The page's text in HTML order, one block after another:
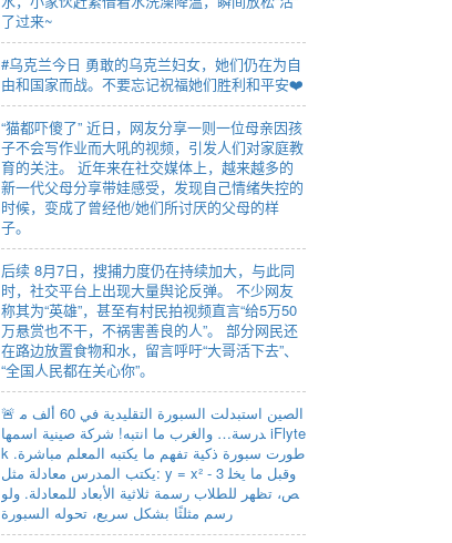
了过来~
#乌克兰今日 勇敢的乌克兰妇女，她们仍在为自
由和国家而战。不要忘记祝福她们胜利和平安❤️
“猫都吓傻了” 近日，网友分享一则一位母亲因孩
子不会写作业而大吼的视频，引发人们对家庭教
育的关注。 近年来在社交媒体上，越来越多的
新一代父母分享带娃感受，发现自己情绪失控的
时候，变成了曾经他/她们所讨厌的父母的样
子。
后续 8月7日，搜捕力度仍在持续加大，与此同
时，社交平台上出现大量舆论反弹。 不少网友
称其为“英雄”，甚至有村民拍视频直言“给5万50
万悬赏也不干，不祸害善良的人”。 部分网民还
在路边放置食物和水，留言呼吁“大哥活下去”、
“全国人民都在关心你”。
🚨 الصين استبدلت السبورة التقليدية في 60 ألف م
درسة… والغرب ما انتبه! شركة صينية اسمها iFlyte
k طورت سبورة ذكية تفهم ما يكتبه المعلم مباشرة.
يكتب المدرس معادلة مثل: y = x² - 3 وقبل ما يخل
ص، تظهر للطلاب رسمة ثلاثية الأبعاد للمعادلة. ولو
رسم مثلثًا بشكل سريع، تحوله السبورة